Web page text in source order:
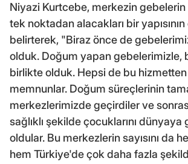
Niyazi Kurtcebe, merkezin
tek noktadan alacakları bir
belirterek, "Biraz önce de
olduk. Doğum yapan gebelerimizle,
birlikte olduk. Hepsi de bu
memnunlar. Doğum süreçlerinin
merkezlerimizde geçirdiler ve
sağlıklı şekilde çocuklarını dünyaya
oldular. Bu merkezlerin sayısını da
hem Türkiye'de çok daha fazla